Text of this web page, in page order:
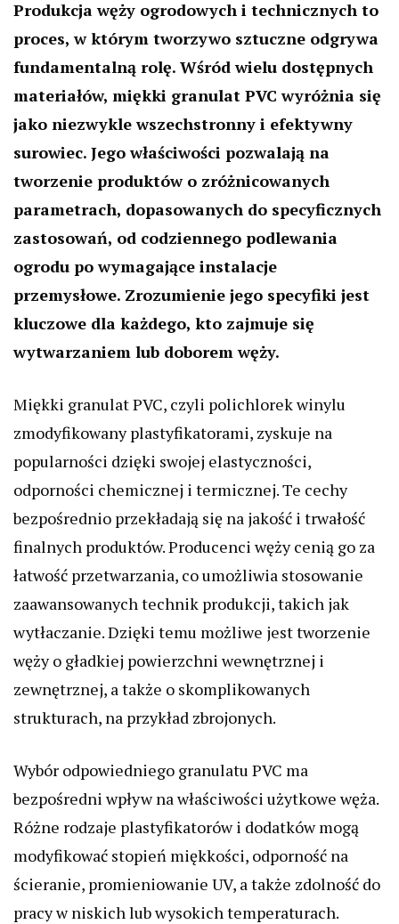
Produkcja węży ogrodowych i technicznych to
proces, w którym tworzywo sztuczne odgrywa
fundamentalną rolę. Wśród wielu dostępnych
materiałów, miękki granulat PVC wyróżnia się
jako niezwykle wszechstronny i efektywny
surowiec. Jego właściwości pozwalają na
tworzenie produktów o zróżnicowanych
parametrach, dopasowanych do specyficznych
zastosowań, od codziennego podlewania
ogrodu po wymagające instalacje
przemysłowe. Zrozumienie jego specyfiki jest
kluczowe dla każdego, kto zajmuje się
wytwarzaniem lub doborem węży.
Miękki granulat PVC, czyli polichlorek winylu
zmodyfikowany plastyfikatorami, zyskuje na
popularności dzięki swojej elastyczności,
odporności chemicznej i termicznej. Te cechy
bezpośrednio przekładają się na jakość i trwałość
finalnych produktów. Producenci węży cenią go za
łatwość przetwarzania, co umożliwia stosowanie
zaawansowanych technik produkcji, takich jak
wytłaczanie. Dzięki temu możliwe jest tworzenie
węży o gładkiej powierzchni wewnętrznej i
zewnętrznej, a także o skomplikowanych
strukturach, na przykład zbrojonych.
Wybór odpowiedniego granulatu PVC ma
bezpośredni wpływ na właściwości użytkowe węża.
Różne rodzaje plastyfikatorów i dodatków mogą
modyfikować stopień miękkości, odporność na
ścieranie, promieniowanie UV, a także zdolność do
pracy w niskich lub wysokich temperaturach.